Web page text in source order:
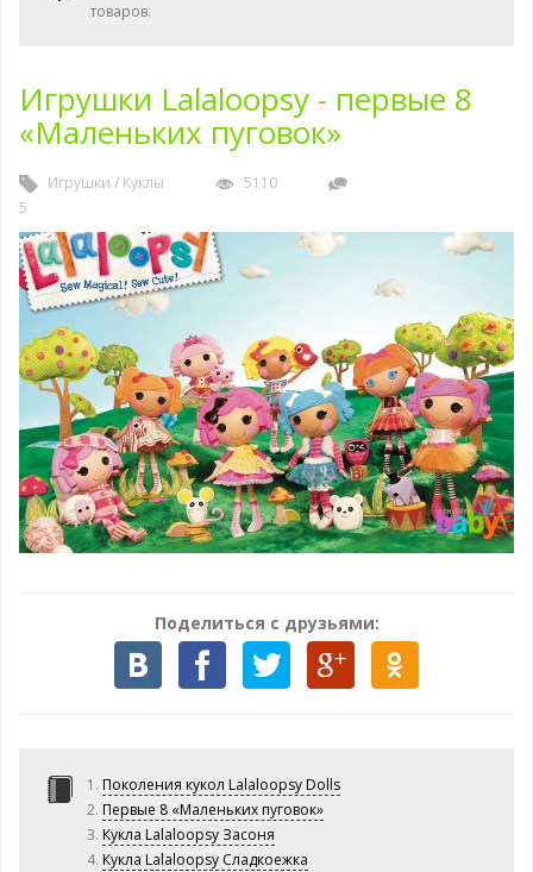
товаров.
Игрушки Lalaloopsy - первые 8
«Маленьких пуговок»
Игрушки / Куклы
5110
5
Поделиться с друзьями:
Поколения кукол Lalaloopsy Dolls
Первые 8 «Маленьких пуговок»
Кукла Lalaloopsy Засоня
Кукла Lalaloopsy Сладкоежка